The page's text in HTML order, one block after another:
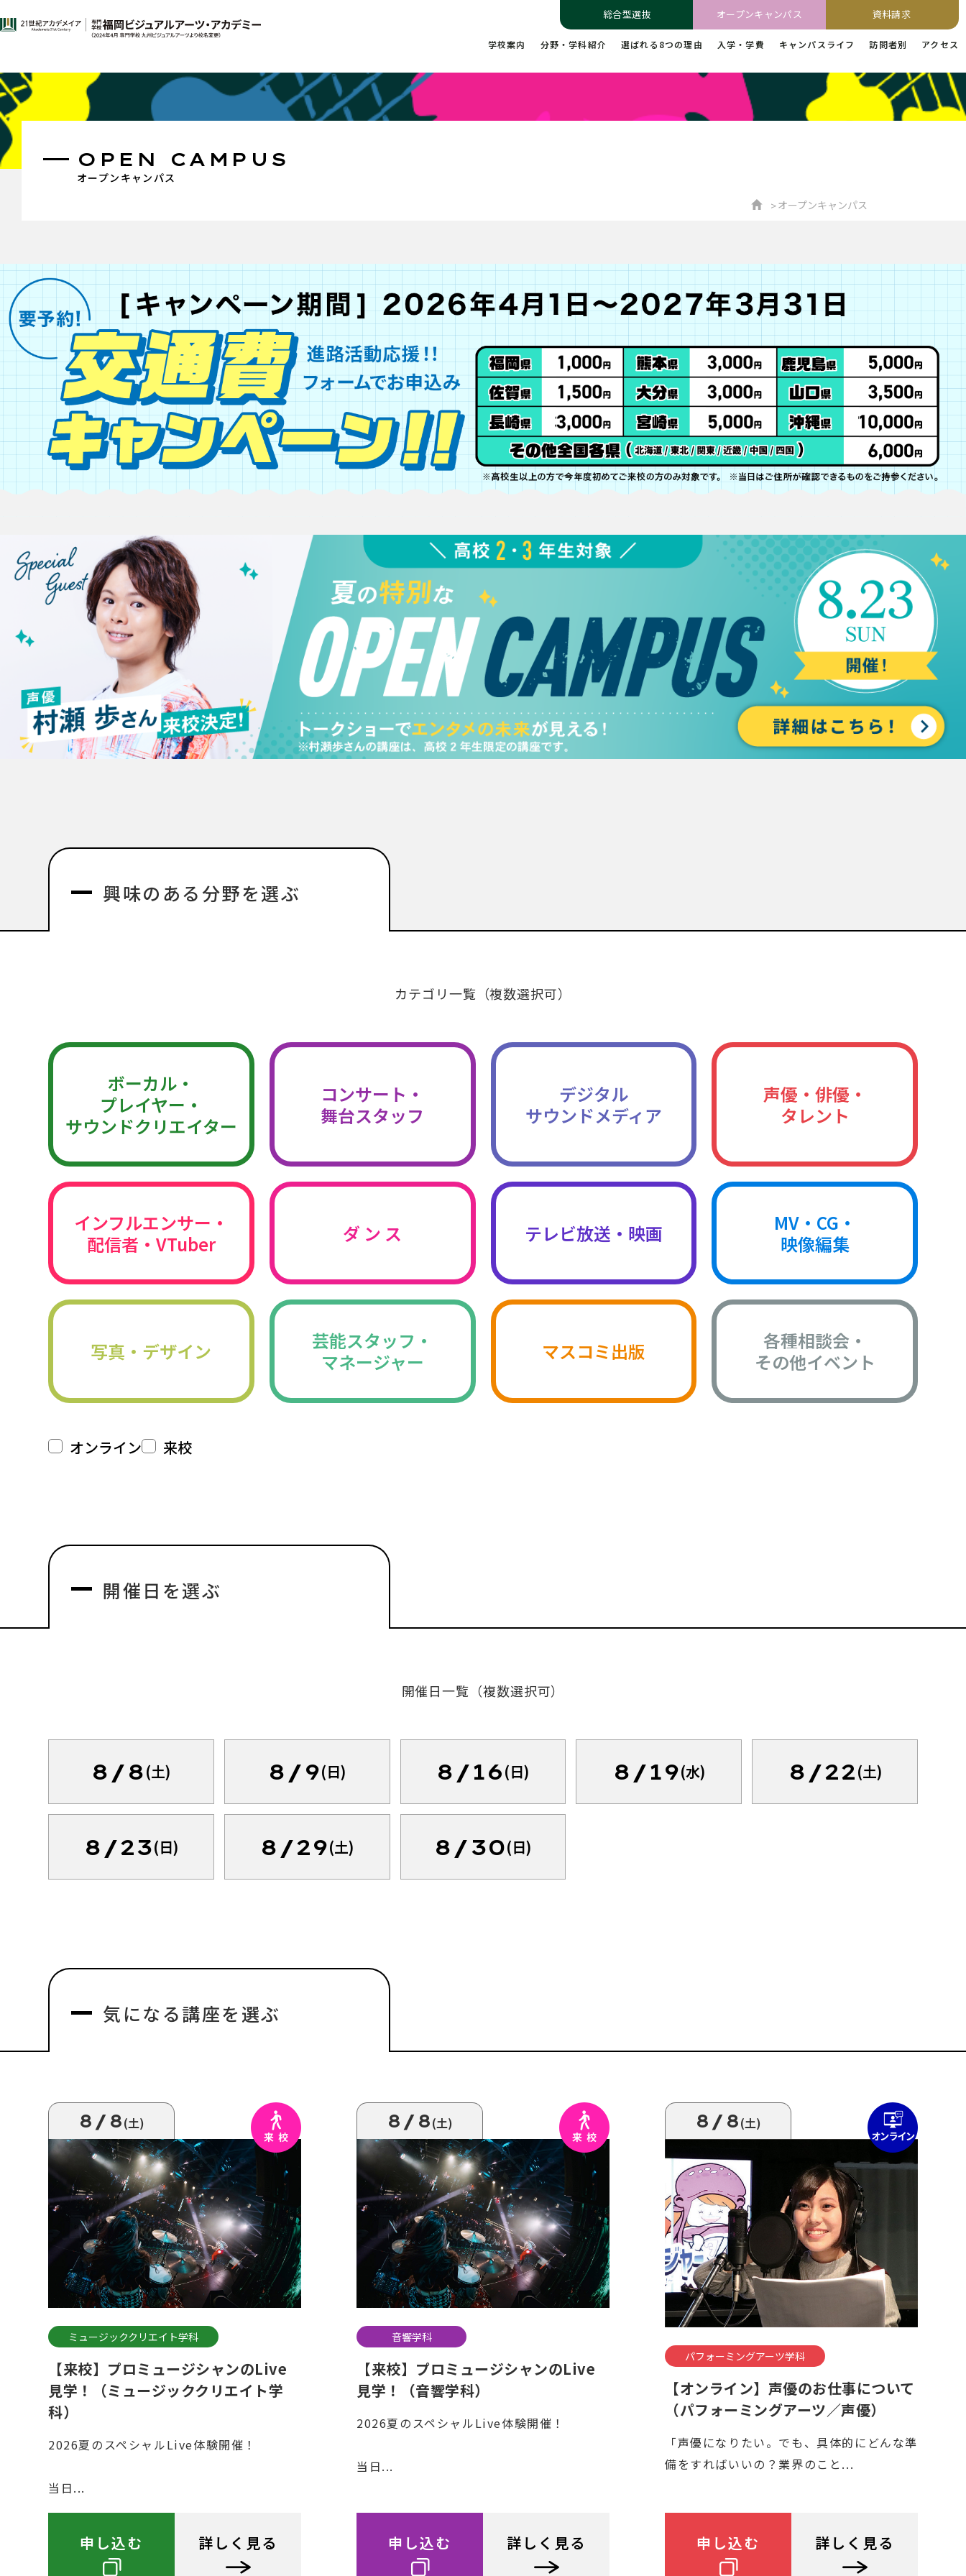
総合型選抜 オープンキャンパス 資料請求
学校案内 分野・学科紹介 選ばれる8つの理由 入学・学費 キャンパスライフ 訪問者別 アクセス
オープンキャンパス
OPEN CAMPUS
オープンキャンパス
興味のある分野を選ぶ
カテゴリ一覧（複数選択可）
ボーカル・
プレイヤー・
サウンドクリエイター
コンサート・
舞台スタッフ
デジタル
サウンドメディア
声優・俳優・
タレント
インフルエンサー・
配信者・VTuber
ダ ン ス テレビ放送・映画
MV・CG・
映像編集
写真・デザイン
芸能スタッフ・
マネージャー
マスコミ出版
各種相談会・
その他イベント
オンライン 来校
開催日を選ぶ
開催日一覧（複数選択可）
8/8(土) 8/9(日) 8/16(日) 8/19(水) 8/22(土)
8/23(日) 8/29(土) 8/30(日)
気になる講座を選ぶ
8/8(土)
ミュージッククリエイト学科
【来校】プロミュージシャンのLive
見学！（ミュージッククリエイト学
科）
2026夏のスペシャルLive体験開催！
当日...
申し込む 詳しく見る
8/8(土)
音響学科
【来校】プロミュージシャンのLive
見学！（音響学科）
2026夏のスペシャルLive体験開催！
当日...
申し込む 詳しく見る
8/8(土)
パフォーミングアーツ学科
【オンライン】声優のお仕事について
（パフォーミングアーツ／声優）
「声優になりたい。でも、具体的にどんな準
備をすればいいの？業界のこと...
申し込む 詳しく見る